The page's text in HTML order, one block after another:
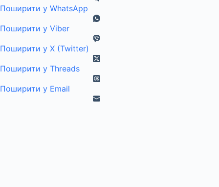
Поширити у WhatsApp
Поширити у Viber
Поширити у X (Twitter)
Поширити у Threads
Поширити у Email